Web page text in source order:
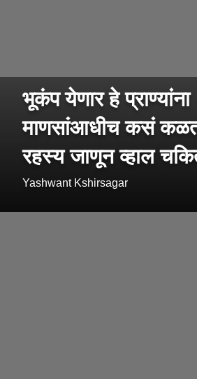
भूकंप येणार हे प्राण्यांना
माणसांआधीच कसं
रहस्य जाणून व्हाल
Yashwant Kshirsagar